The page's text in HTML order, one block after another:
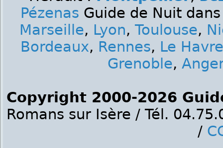
Pézenas Guide de Nuit
Marseille, Lyon, Toulouse,
Bordeaux, Rennes, Le Havre
Grenoble,
Copyright 2000-2026
Romans sur Isère / Tél.
/